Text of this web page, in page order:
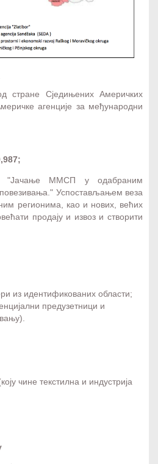
стране Сједињених Америчких
агенције за међународни
"Јачање ММСП у одабраним
Успостављањем веза
регионима, као и нових, већих
продају и извоз и створити
из идентификованих области;
предузетници и
чине текстилна и индустрија